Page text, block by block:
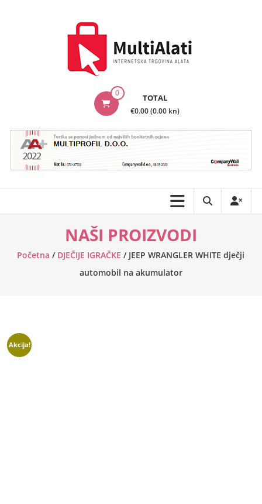
Internetska
trgovina
alata
0 TOTAL
€0.00 (0.00 kn)
NAŠI PROIZVODI
Početna / DJEČIJE IGRAČKE / JEEP WRANGLER WHITE dječji
automobil na akumulator
Akcija!